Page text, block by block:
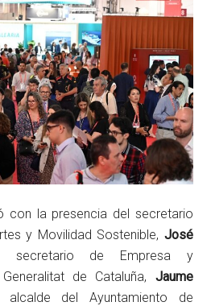
con la presencia del secretario
y Movilidad Sostenible, José
de Empresa y
de Cataluña, Jaume
del Ayuntamiento de